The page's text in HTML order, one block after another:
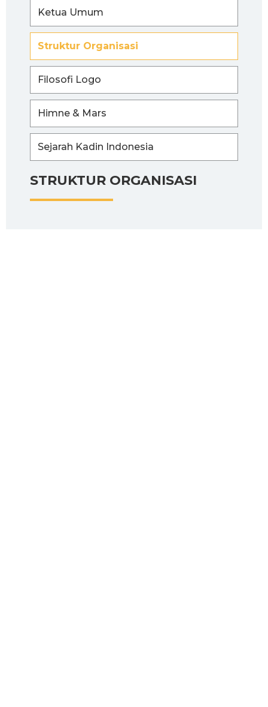
STRUKTUR ORGANISASI
Ketua Umum
Struktur Organisasi
Filosofi Logo
Himne & Mars
Sejarah Kadin Indonesia